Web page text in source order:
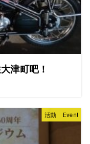
津町吧！
活動 Event